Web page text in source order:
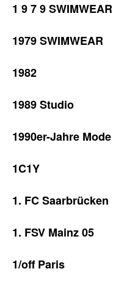
1 9 7 9 SWIMWEAR
1979 SWIMWEAR
1982
1989 Studio
1990er-Jahre Mode
1C1Y
1. FC Saarbrücken
1. FSV Mainz 05
1/off Paris